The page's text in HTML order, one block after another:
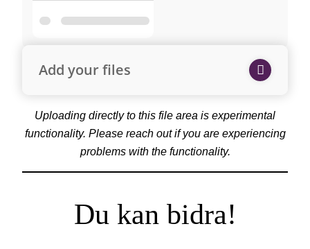
Add your files
Uploading directly to this file area is experimental
functionality. Please reach out if you are experiencing
problems with the functionality.
Du kan bidra!